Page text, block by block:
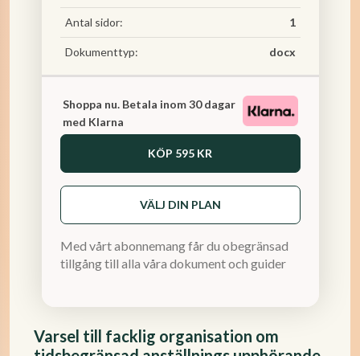
Varsel till facklig organisation om
Antal sidor: 1
Dokumenttyp: docx
Shoppa nu. Betala inom 30 dagar
med Klarna
KÖP 595 KR
VÄLJ DIN PLAN
Med vårt abonnemang får du obegränsad
tillgång till alla våra dokument och guider